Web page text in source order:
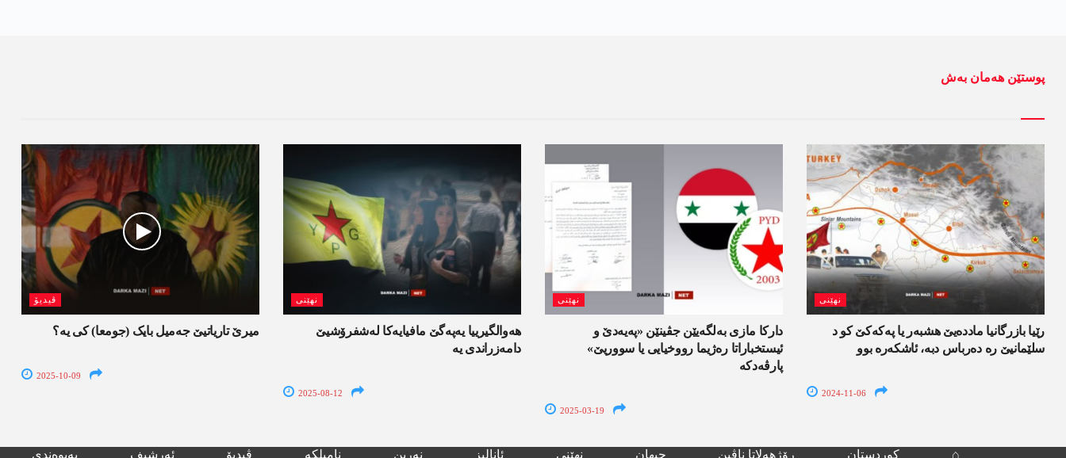
پوستێن ھەمان بەش
ڤیدیۆ
میرێ تاریاتیێ جەمیل بایک (جومعا) کی یە؟
2025-10-09
نھێنی
هه‌والگیرییا یه‌په‌گێ مافیایه‌كا له‌شفرۆشیێ
دامه‌زراندی یه‌
2025-08-12
نھێنی
داركا مازی به‌لگه‌یێن جڤینێن «په‌یه‌دێ و
ئیستخباراتا ره‌ژیما رووخیایی یا سووریێ»
پارڤه‌دكه
2025-03-19
نھێنی
رێیا بازرگانیا مادده‌یێ هشبه‌ر یا په‌كه‌كێ كو د
سلێمانیێ ره‌ ده‌رباس دبه‌، ئاشكه‌ره‌ بوو
2024-11-06
پەیوەندی ئەرشیف ڤیدیۆ نامیلکە نەرین ئانالیز نھێنی جیھان رۆژھەلاتا ناڤین کوردستان ⌂